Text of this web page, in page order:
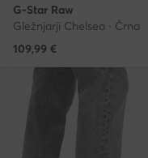
G-Star Raw
Gležnjarji Chelsea · Črna
109,99 €